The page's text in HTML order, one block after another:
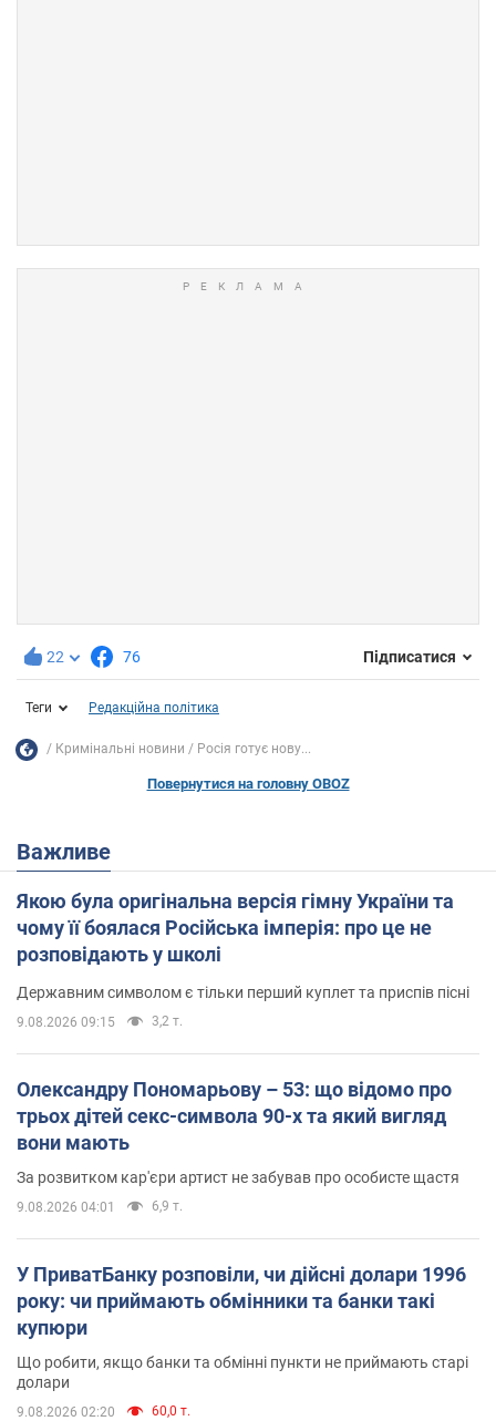
22 76 Підписатися
Теги Редакційна політика
Кримінальні новини Росія готує нову...
Повернутися на головну OBOZ
Важливе
Якою була оригінальна версія гімну України та
чому її боялася Російська імперія: про це не
розповідають у школі
Державним символом є тільки перший куплет та приспів пісні
9.08.2026 09:15 3,2 т.
Олександру Пономарьову – 53: що відомо про
трьох дітей секс-символа 90-х та який вигляд
вони мають
За розвитком кар'єри артист не забував про особисте щастя
9.08.2026 04:01 6,9 т.
У ПриватБанку розповіли, чи дійсні долари 1996
року: чи приймають обмінники та банки такі
купюри
Що робити, якщо банки та обмінні пункти не приймають старі
долари
9.08.2026 02:20 60,0 т.